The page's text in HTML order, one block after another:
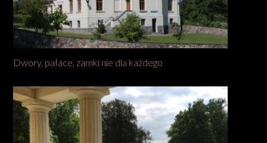
Dwory, pałace, zamki nie dla każdego